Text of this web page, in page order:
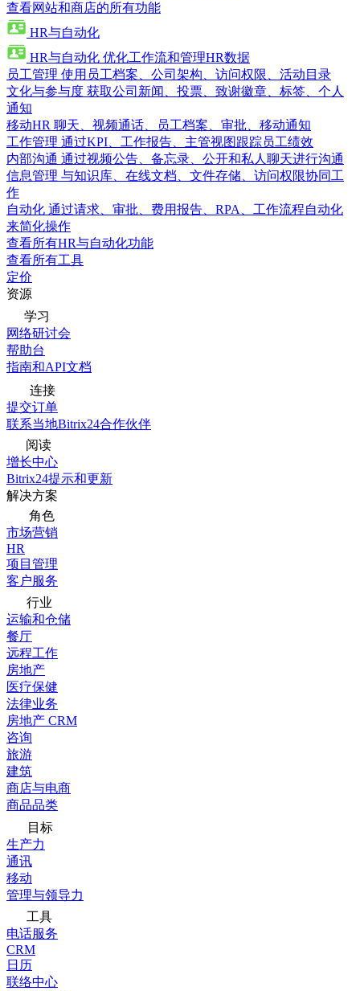
查看网站和商店的所有功能
HR与自动化
HR与自动化 优化工作流和管理HR数据
员工管理 使用员工档案、公司架构、访问权限、活动目录
文化与参与度 获取公司新闻、投票、致谢徽章、标签、个人
通知
移动HR 聊天、视频通话、员工档案、审批、移动通知
工作管理 通过KPI、工作报告、主管视图跟踪员工绩效
内部沟通 通过视频公告、备忘录、公开和私人聊天进行沟通
信息管理 与知识库、在线文档、文件存储、访问权限协同工
作
自动化 通过请求、审批、费用报告、RPA、工作流程自动化
来简化操作
查看所有HR与自动化功能
查看所有工具
定价
资源
学习
网络研讨会
帮助台
指南和API文档
连接
提交订单
联系当地Bitrix24合作伙伴
阅读
增长中心
Bitrix24提示和更新
解决方案
角色
市场营销
HR
项目管理
客户服务
行业
运输和仓储
餐厅
远程工作
房地产
医疗保健
法律业务
房地产 CRM
咨询
旅游
建筑
商店与电商
商品品类
目标
生产力
通讯
移动
管理与领导力
工具
电话服务
CRM
日历
联络中心